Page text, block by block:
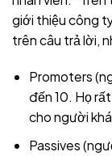
giới thiệu công
trên câu trả lời,
Promoters
đến 10. Họ
cho người
Passives